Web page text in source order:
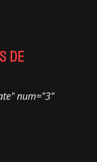
DE
num="3"